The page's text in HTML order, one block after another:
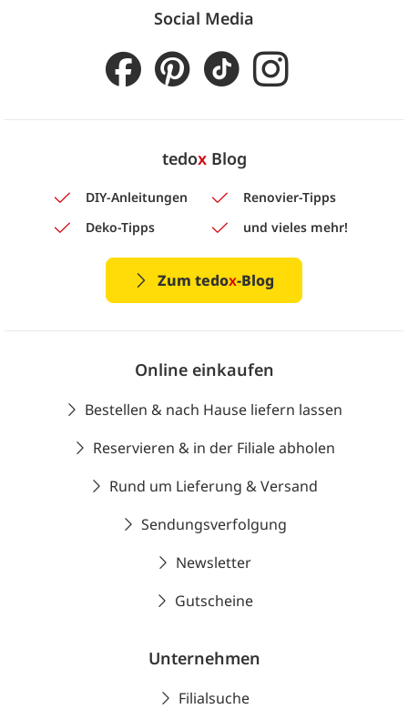
Social Media
tedoxBlog
DIY-Anleitungen
Renovier-Tipps
Deko-Tipps
und vieles mehr!
Zum tedox-Blog
Online einkaufen
Bestellen & nach Hause liefern lassen
Reservieren & in der Filiale abholen
Rund um Lieferung & Versand
Sendungsverfolgung
Newsletter
Gutscheine
Unternehmen
Filialsuche